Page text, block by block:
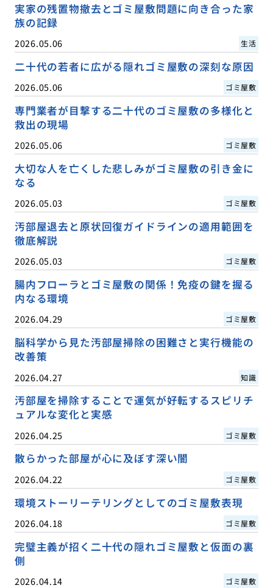
実家の残置物撤去とゴミ屋敷問題に向き合った家
族の記録
2026.05.06 生活
二十代の若者に広がる隠れゴミ屋敷の深刻な原因
2026.05.06 ゴミ屋敷
専門業者が目撃する二十代のゴミ屋敷の多様化と
救出の現場
2026.05.06 ゴミ屋敷
大切な人を亡くした悲しみがゴミ屋敷の引き金に
なる
2026.05.03 ゴミ屋敷
汚部屋退去と原状回復ガイドラインの適用範囲を
徹底解説
2026.05.03 ゴミ屋敷
腸内フローラとゴミ屋敷の関係！免疫の鍵を握る
内なる環境
2026.04.29 ゴミ屋敷
脳科学から見た汚部屋掃除の困難さと実行機能の
改善策
2026.04.27 知識
汚部屋を掃除することで運気が好転するスピリチ
ュアルな変化と実感
2026.04.25 ゴミ屋敷
散らかった部屋が心に及ぼす深い闇
2026.04.22 ゴミ屋敷
環境ストーリーテリングとしてのゴミ屋敷表現
2026.04.18 ゴミ屋敷
完璧主義が招く二十代の隠れゴミ屋敷と仮面の裏
側
2026.04.14 ゴミ屋敷